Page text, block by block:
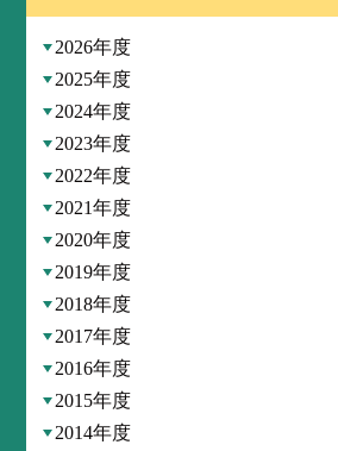
2026年度
2025年度
2024年度
2023年度
2022年度
2021年度
2020年度
2019年度
2018年度
2017年度
2016年度
2015年度
2014年度